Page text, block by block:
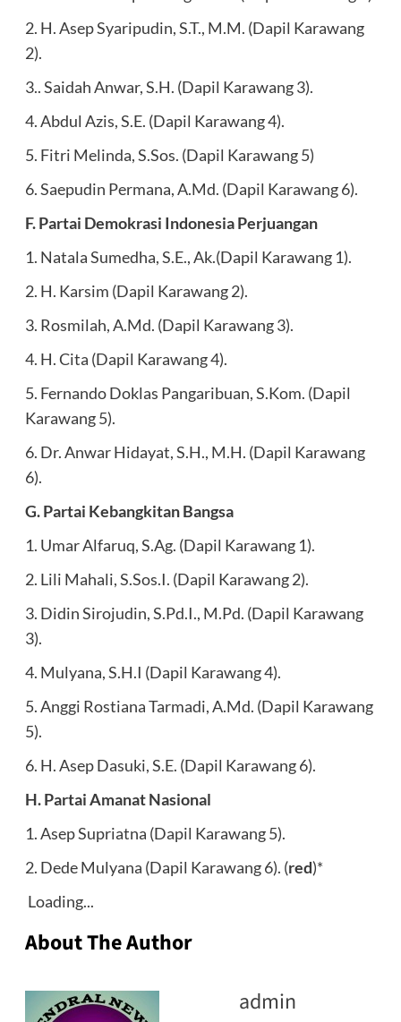
2. H. Asep Syaripudin, S.T., M.M. (Dapil Karawang
2).
3.. Saidah Anwar, S.H. (Dapil Karawang 3).
4. Abdul Azis, S.E. (Dapil Karawang 4).
5. Fitri Melinda, S.Sos. (Dapil Karawang 5)
6. Saepudin Permana, A.Md. (Dapil Karawang 6).
F. Partai Demokrasi Indonesia Perjuangan
1. Natala Sumedha, S.E., Ak.(Dapil Karawang 1).
2. H. Karsim (Dapil Karawang 2).
3. Rosmilah, A.Md. (Dapil Karawang 3).
4. H. Cita (Dapil Karawang 4).
5. Fernando Doklas Pangaribuan, S.Kom. (Dapil
Karawang 5).
6. Dr. Anwar Hidayat, S.H., M.H. (Dapil Karawang
6).
G. Partai Kebangkitan Bangsa
1. Umar Alfaruq, S.Ag. (Dapil Karawang 1).
2. Lili Mahali, S.Sos.I. (Dapil Karawang 2).
3. Didin Sirojudin, S.Pd.I., M.Pd. (Dapil Karawang
3).
4. Mulyana, S.H.I (Dapil Karawang 4).
5. Anggi Rostiana Tarmadi, A.Md. (Dapil Karawang
5).
6. H. Asep Dasuki, S.E. (Dapil Karawang 6).
H. Partai Amanat Nasional
1. Asep Supriatna (Dapil Karawang 5).
2. Dede Mulyana (Dapil Karawang 6). (red)*
Loading...
About The Author
admin